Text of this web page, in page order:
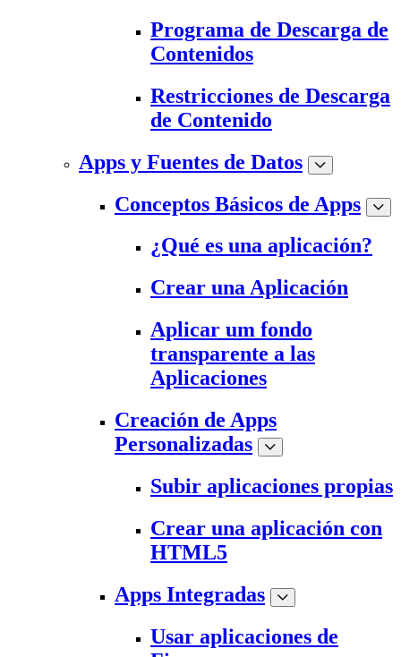
Programa de Descarga de
Contenidos
Restricciones de Descarga
de Contenido
Apps y Fuentes de Datos
Conceptos Básicos de Apps
¿Qué es una aplicación?
Crear una Aplicación
Aplicar um fondo
transparente a las
Aplicaciones
Creación de Apps
Personalizadas
Subir aplicaciones propias
Crear una aplicación con
HTML5
Apps Integradas
Usar aplicaciones de